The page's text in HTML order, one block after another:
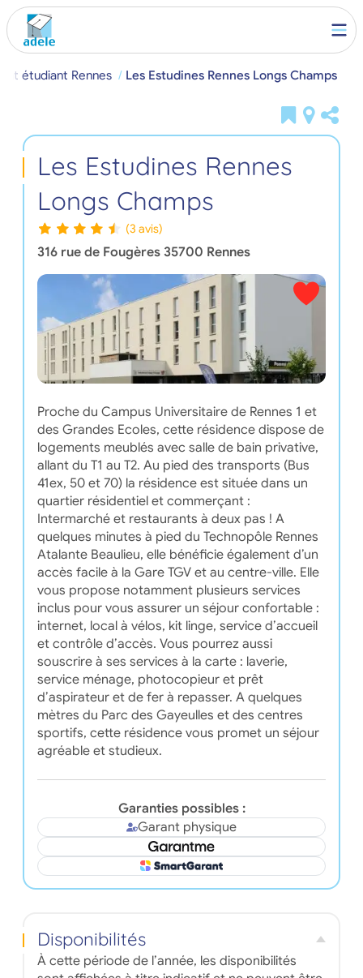
étudiant Rennes Les Estudines Rennes Longs Champs
Les Estudines Rennes
Longs Champs
(3 avis)
316 rue de Fougères 35700 Rennes
Proche du Campus Universitaire de Rennes 1 et
des Grandes Ecoles, cette résidence dispose de
logements meublés avec salle de bain privative,
allant du T1 au T2. Au pied des transports (Bus
41ex, 50 et 70) la résidence est située dans un
quartier résidentiel et commerçant :
Intermarché et restaurants à deux pas ! A
quelques minutes à pied du Technopôle Rennes
Atalante Beaulieu, elle bénéficie également d’un
accès facile à la Gare TGV et au centre-ville. Elle
vous propose notamment plusieurs services
inclus pour vous assurer un séjour confortable :
internet, local à vélos, kit linge, service d’accueil
et contrôle d’accès. Vous pourrez aussi
souscrire à ses services à la carte : laverie,
service ménage, photocopieur et prêt
d’aspirateur et de fer à repasser. A quelques
mètres du Parc des Gayeulles et des centres
sportifs, cette résidence vous promet un séjour
agréable et studieux.
Garanties possibles :
Garant physique
Disponibilités
À cette période de l’année, les disponibilités